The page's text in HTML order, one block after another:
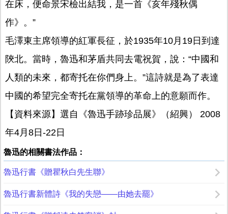
在床，便命景宋檢出結我，是一首《亥年殘秋偶
作》。”
毛澤東主席領導的紅軍長征，於1935年10月19日到達
陝北。當時，魯迅和茅盾共同去電祝賀，說：“中國和
人類的未來，都寄托在你們身上。”這詩就是為了表達
中國的希望完全寄托在黨領導的革命上的意願而作。
【資料來源】選自《魯迅手跡珍品展》（紹興） 2008
年4月8日-22日
魯迅的相關書法作品：
魯迅行書《贈瞿秋白先生聯》
魯迅行書新體詩《我的失戀——由她去罷》